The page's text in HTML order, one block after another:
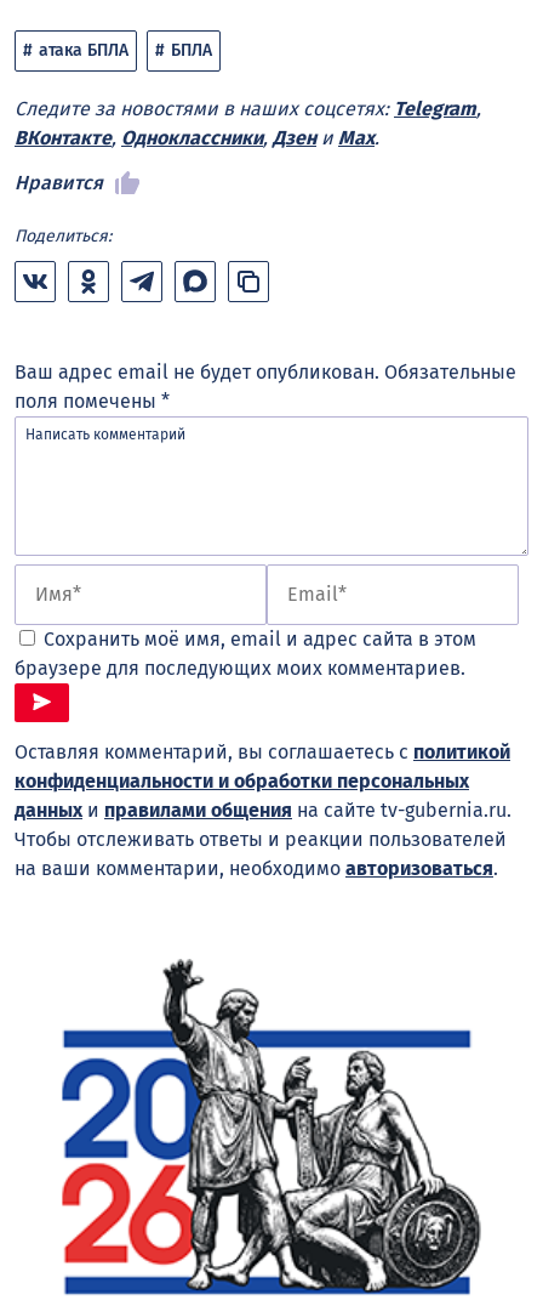
атака БПЛА БПЛА
Следите за новостями в наших соцсетях: Telegram,
ВКонтакте, Одноклассники, Дзени Max.
Нравится
Поделиться:
Ваш адрес email не будет опубликован. Обязательные
поля помечены *
Сохранить моё имя, email и адрес сайта в этом
браузере для последующих моих комментариев.
Оставляя комментарий, вы соглашаетесь с политикой
конфиденциальности и обработки персональных
данных и правилами общения на сайте tv-gubernia.ru.
Чтобы отслеживать ответы и реакции пользователей
на ваши комментарии, необходимо авторизоваться.